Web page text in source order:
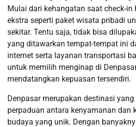
Mulai dari kehangatan saat check-in
ekstra seperti paket wisata pribadi
sekitar. Tentu saja, tidak bisa
yang ditawarkan tempat-tempat ini
internet serta layanan transportasi
untuk memilih menginap di
mendatangkan kepuasan tersendiri.
Denpasar merupakan destinasi
perpaduan antara kenyamanan dan
budaya yang unik. Dengan